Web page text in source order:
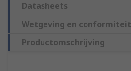
Datasheets
Wetgeving en conformiteit
Productomschrijving